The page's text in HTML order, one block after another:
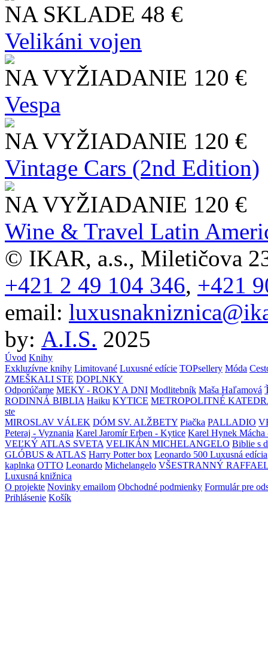
NA SKLADE 48 €
Velikáni vojen
NA VYŽIADANIE 120 €
Vespa
NA VYŽIADANIE 120 €
Vintage Cars (2nd Edition)
NA VYŽIADANIE 120 €
Wine & Travel Latin
© IKAR, a.s., Miletičova
+421 2 49 104 346, +421
email:
by: A.I.S. 2025
Úvod Knihy
Exkluzívne knihy Limitované Luxusné edície TOPsellery Móda
ZMEŠKALI STE DOPLNKY
Odporúčame MEKY - ROKY A DNI Modlitebník Maša Haľamová
RODINNÁ BIBLIA Haiku KYTICE METROPOLITNÉ
ste
MIROSLAV VÁLEK DÓM SV. ALŽBETY Piačka PALLADIO
Peteraj - Vyznania Karel Jaromír Erben - Kytice Karel Hynek Mácha
VEĽKÝ ATLAS SVETA VELIKÁN MICHELANGELO Biblie s
GLÓBUS & ATLAS Harry Potter box Leonardo 500 Luxusná edícia
kaplnka OTTO Leonardo Michelangelo VŠESTRANNÝ
Luxusná knižnica
O projekte Novinky emailom Obchodné podmienky Formulár pre
Prihlásenie Košík